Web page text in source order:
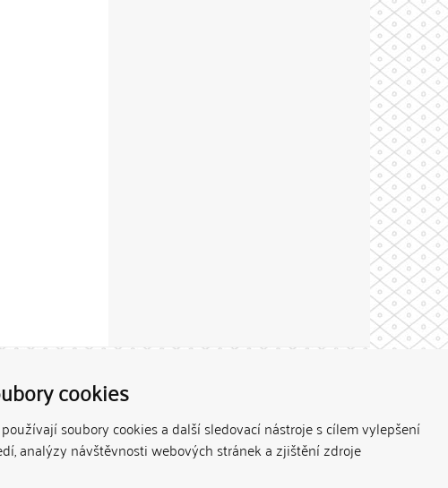
cookies
soubory cookies a další sledovací nástroje s cílem vylepšení
analýzy návštěvnosti webových stránek a zjištění zdroje